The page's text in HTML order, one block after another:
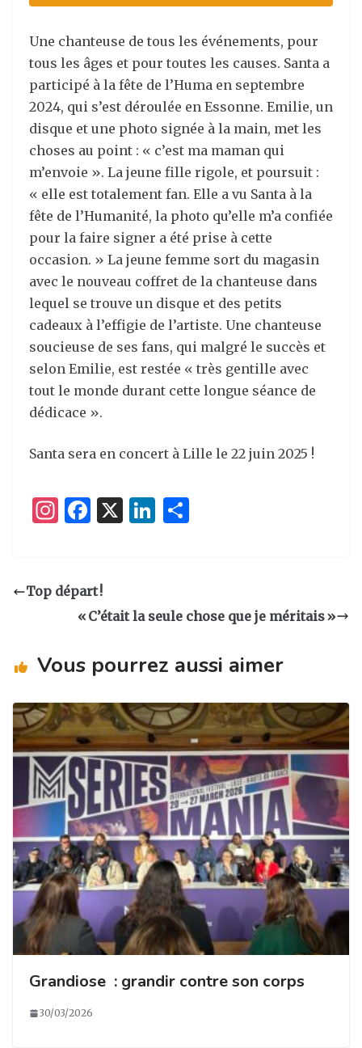
Une chanteuse de tous les événements, pour
tous les âges et pour toutes les causes. Santa a
participé à la fête de l’Huma en septembre
2024, qui s’est déroulée en Essonne. Emilie, un
disque et une photo signée à la main, met les
choses au point : « c’est ma maman qui
m’envoie ». La jeune fille rigole, et poursuit :
« elle est totalement fan. Elle a vu Santa à la
fête de l’Humanité, la photo qu’elle m’a confiée
pour la faire signer a été prise à cette
occasion. » La jeune femme sort du magasin
avec le nouveau coffret de la chanteuse dans
lequel se trouve un disque et des petits
cadeaux à l’effigie de l’artiste. Une chanteuse
soucieuse de ses fans, qui malgré le succès et
selon Emilie, est restée « très gentille avec
tout le monde durant cette longue séance de
dédicace ».
Santa sera en concert à Lille le 22 juin 2025 !
I
a
m
F
e
b
o
X
Li
dI er
Top départ !
« C’était la seule chose que je méritais »
Vous pourrez aussi aimer
Grandiose : grandir contre son corps
30/03/2026